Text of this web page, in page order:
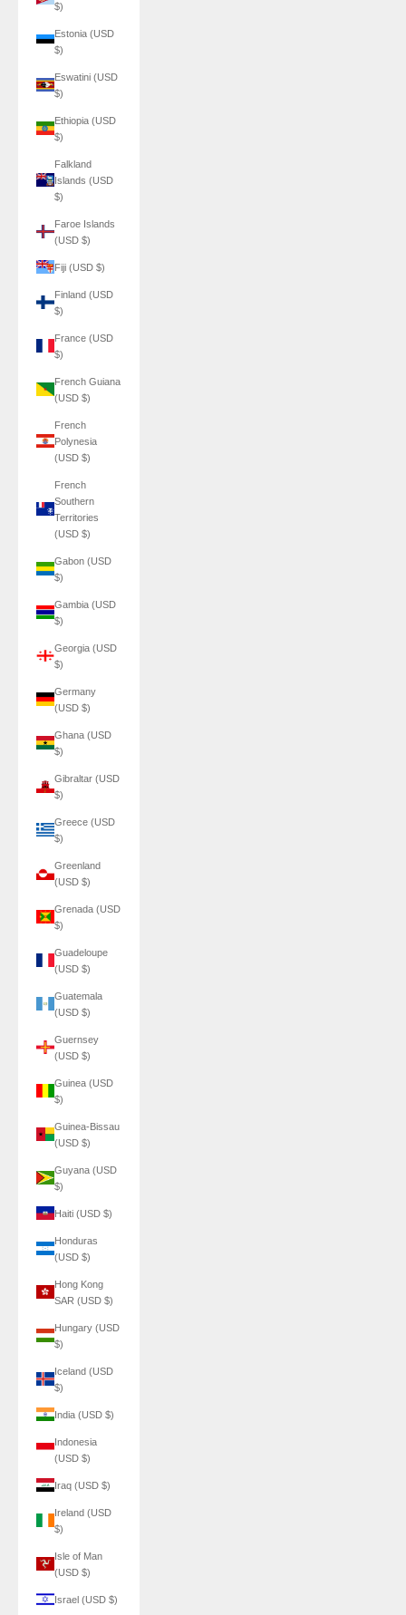
$)
Estonia (USD
$)
Eswatini (USD
$)
Ethiopia (USD
$)
Falkland
Islands (USD
$)
Faroe Islands
(USD $)
Fiji (USD $)
Finland (USD
$)
France (USD
$)
French Guiana
(USD $)
French
Polynesia
(USD $)
French
Southern
Territories
(USD $)
Gabon (USD
$)
Gambia (USD
$)
Georgia (USD
$)
Germany
(USD $)
Ghana (USD
$)
Gibraltar (USD
$)
Greece (USD
$)
Greenland
(USD $)
Grenada (USD
$)
Guadeloupe
(USD $)
Guatemala
(USD $)
Guernsey
(USD $)
Guinea (USD
$)
Guinea-Bissau
(USD $)
Guyana (USD
$)
Haiti (USD $)
Honduras
(USD $)
Hong Kong
SAR (USD $)
Hungary (USD
$)
Iceland (USD
$)
India (USD $)
Indonesia
(USD $)
Iraq (USD $)
Ireland (USD
$)
Isle of Man
(USD $)
Israel (USD $)